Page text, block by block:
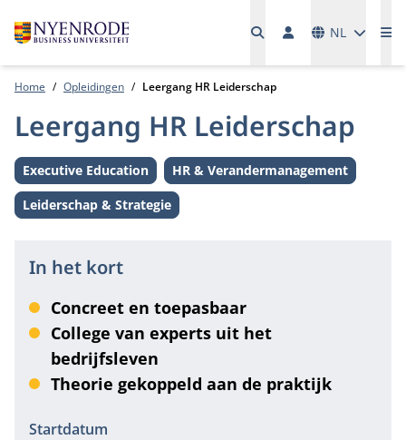
NL
Home Opleidingen Leergang HR Leiderschap
Leergang HR Leiderschap
Level:
Executive Education Thema:
HR & Verandermanagement
Thema:
Leiderschap & Strategie
In het kort
Concreet en toepasbaar
College van experts uit het
bedrijfsleven
Theorie gekoppeld aan de praktijk
Informatie
Startdatum